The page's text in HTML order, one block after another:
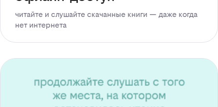
читайте и слушайте скачанные книги — даже когда
нет интернета